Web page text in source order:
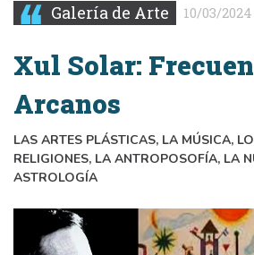
Galería de Arte 10/03/2024
Xul Solar:
Arcanos
LAS ARTES PLÁSTICAS, LA MÚSICA,
RELIGIONES, LA ANTROPOSOFÍA, LA
ASTROLOGÍA